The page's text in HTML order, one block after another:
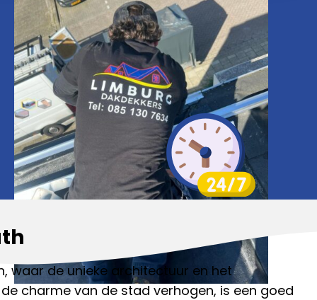
waar de unieke architectuur en het
charme van de stad verhogen, is een goed